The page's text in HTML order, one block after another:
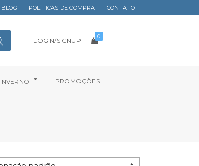
BLOG POLÍTICAS DE COMPRA CONTATO
LOGIN/SIGNUP
0
INVERNO PROMOÇÕES